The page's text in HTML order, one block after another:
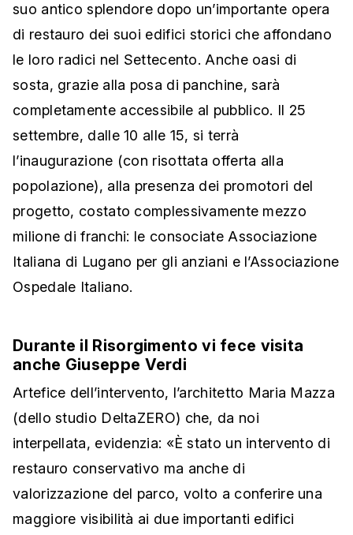
suo antico splendore dopo un’importante opera
di restauro dei suoi edifici storici che affondano
le loro radici nel Settecento. Anche oasi di
sosta, grazie alla posa di panchine, sarà
completamente accessibile al pubblico. Il 25
settembre, dalle 10 alle 15, si terrà
l’inaugurazione (con risottata offerta alla
popolazione), alla presenza dei promotori del
progetto, costato complessivamente mezzo
milione di franchi: le consociate Associazione
Italiana di Lugano per gli anziani e l’Associazione
Ospedale Italiano.
Durante il Risorgimento vi fece visita
anche Giuseppe Verdi
Artefice dell’intervento, l’architetto Maria Mazza
(dello studio DeltaZERO) che, da noi
interpellata, evidenzia: «È stato un intervento di
restauro conservativo ma anche di
valorizzazione del parco, volto a conferire una
maggiore visibilità ai due importanti edifici